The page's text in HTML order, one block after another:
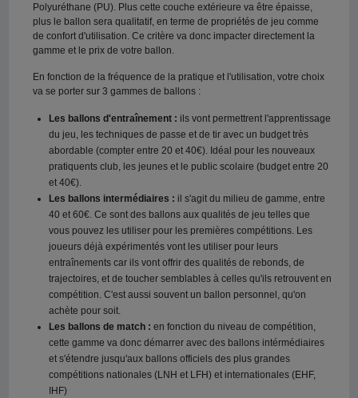
Polyuréthane (PU). Plus cette couche extérieure va être épaisse,
plus le ballon sera qualitatif, en terme de propriétés de jeu comme
de confort d'utilisation. Ce critère va donc impacter directement la
gamme et le prix de votre ballon.
En fonction de la fréquence de la pratique et l'utilisation, votre choix
va se porter sur 3 gammes de ballons :
Les ballons d'entraînement : ils vont permettrent l'apprentissage
du jeu, les techniques de passe et de tir avec un budget très
abordable (compter entre 20 et 40€). Idéal pour les nouveaux
pratiquents club, les jeunes et le public scolaire (budget entre 20
et 40€).
Les ballons intermédiaires : il s'agit du milieu de gamme, entre
40 et 60€. Ce sont des ballons aux qualités de jeu telles que
vous pouvez les utiliser pour les premières compétitions. Les
joueurs déjà expérimentés vont les utiliser pour leurs
entraînements car ils vont offrir des qualités de rebonds, de
trajectoires, et de toucher semblables à celles qu'ils retrouvent en
compétition. C'est aussi souvent un ballon personnel, qu'on
achète pour soit.
Les ballons de match : en fonction du niveau de compétition,
cette gamme va donc démarrer avec des ballons intérmédiaires
et s'étendre jusqu'aux ballons officiels des plus grandes
compétitions nationales (LNH et LFH) et internationales (EHF,
IHF)